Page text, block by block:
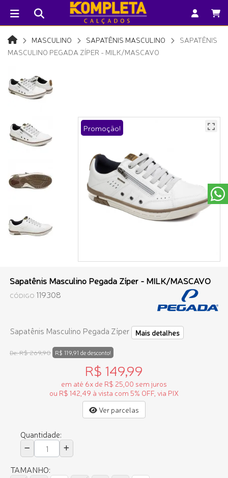
MASCULINO SAPATÊNIS MASCULINO
SAPATÊNIS
MASCULINO PEGADA ZÍPER - MILK/MASCAVO
Promoção!
Sapatênis Masculino Pegada Zíper - MILK/MASCAVO
CÓDIGO 119308
Sapatênis Masculino Pegada Zíper Mais detalhes
De:R$ 269,90 R$ 119,91 de desconto!
R$ 149,99
em até 6x de R$ 25,00 sem juros
ou R$ 142,49 à vista com 5% OFF, via PIX
Ver parcelas
Quantidade:
TAMANHO: